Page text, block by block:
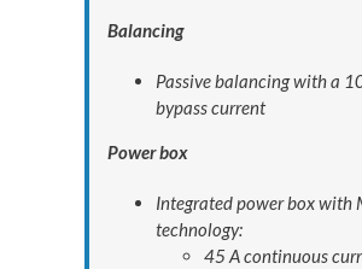
Balancing
Passive balancing with a
bypass current
Power box
Integrated power box with
technology:
45 A continuous